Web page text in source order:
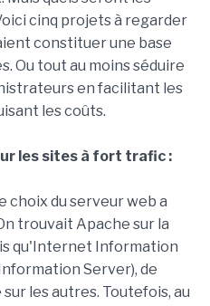
cinq projets à regarder
constituer une base
Ou tout au moins séduire
en facilitant les
les coûts.
les sites à fort trafic :
choix du serveur web a
trouvait Apache sur la
qu'Internet Information
Server), de
les autres. Toutefois, au